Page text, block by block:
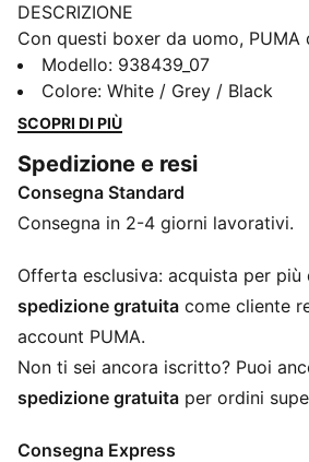
DESCRIZIONE
Con questi boxer da uomo, PUMA
necessario scegliere tra design e
Realizzati in tessuto elasticizzato
faranno sentire come a casa. Un
rinfrescata al tuo guardaroba con
DETTAGLI
Comodo cotone stretch
Tessuto morbido
Modello comodo PUMA
Loghi PUMA
Modello: 938439_07
Colore: White / Grey / Black
SCOPRI DI PIÙ
Spedizione e resi
Consegna Standard
Consegna in 2-4 giorni lavorativi.
Offerta esclusiva: acquista per
spedizione gratuita come cliente
account PUMA.
Non ti sei ancora iscritto? Puoi
spedizione gratuita per ordini
Consegna Express